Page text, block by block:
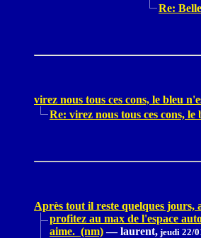
Re:
virez nous tous ces cons, le bleu
Re: virez nous tous ces cons,
Après tout il reste quelques jours,
profitez au max de l'espace
aime. (nm) — laurent, jeudi 22/